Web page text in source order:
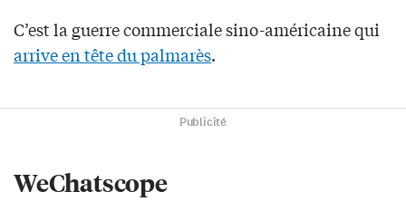
C’est la guerre commerciale sino-américaine qui
arrive en tête du palmarès.
Publicité
WeChatscope